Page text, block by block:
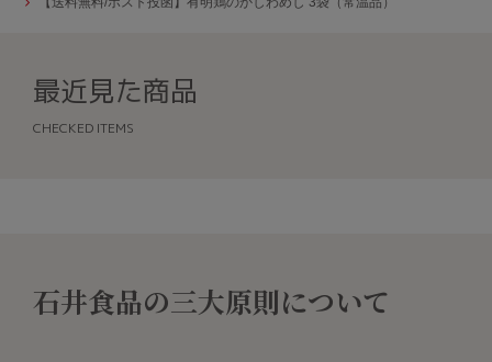
最近見た商品
CHECKED ITEMS
石井食品の三大原則について